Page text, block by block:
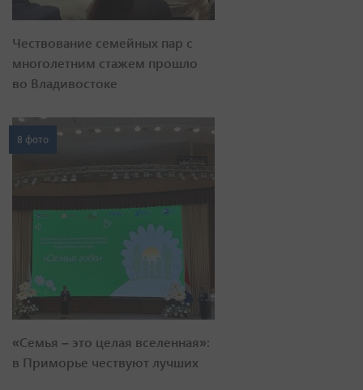
Чествование семейных пар с
многолетним стажем прошло
во Владивостоке
8 фото
«Семья – это целая вселенная»:
в Приморье чествуют лучших